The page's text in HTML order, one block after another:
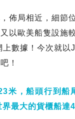
佈局相近，細節
以歐美船隻設施
數據！今次就以
！
米，船頭行到船
最大的貨櫃船達